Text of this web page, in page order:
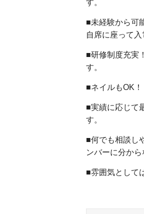
す。
■未経験から可
自席に座って
■研修制度充実
す。
■ネイルもOK！
■実績に応じて
す。
■何でも相談し
ンバーに分か
■雰囲気として